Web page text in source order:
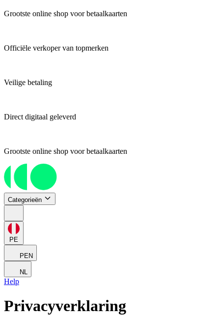
Grootste online shop voor betaalkaarten
Officiële verkoper van topmerken
Veilige betaling
Direct digitaal geleverd
Grootste online shop voor betaalkaarten
Categorieën
PE
PEN
NL
Help
Privacyverklaring